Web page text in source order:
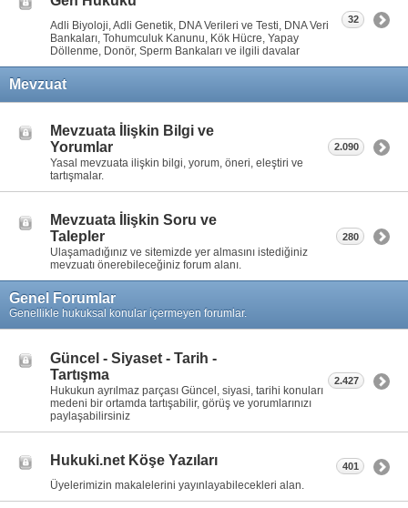
Adli Biyoloji, Adli Genetik, DNA Verileri ve Testi, DNA Veri
Bankaları, Tohumculuk Kanunu, Kök Hücre, Yapay
Döllenme, Donör, Sperm Bankaları ve ilgili davalar
32
Mevzuat
Mevzuata İlişkin Bilgi ve
Yorumlar
Yasal mevzuata ilişkin bilgi, yorum, öneri, eleştiri ve
tartışmalar.
2.090
Mevzuata İlişkin Soru ve
Talepler
Ulaşamadığınız ve sitemizde yer almasını istediğiniz
mevzuatı önerebileceğiniz forum alanı.
280
Genel Forumlar
Genellikle hukuksal konular içermeyen forumlar.
Güncel - Siyaset - Tarih -
Tartışma
Hukukun ayrılmaz parçası Güncel, siyasi, tarihi konuları
medeni bir ortamda tartışabilir, görüş ve yorumlarınızı
paylaşabilirsiniz
2.427
Hukuki.net Köşe Yazıları
Üyelerimizin makalelerini yayınlayabilecekleri alan.
401